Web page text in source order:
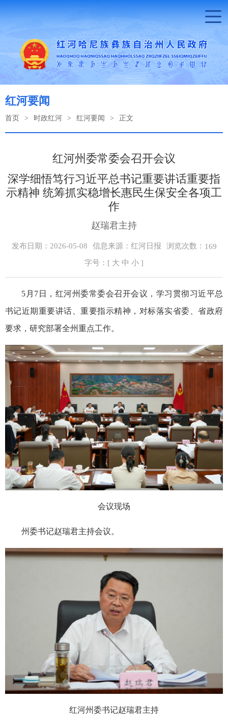
红河要闻
首页 > 时政红河 > 红河要闻 > 正文
红河州委常委会召开会议
深学细悟笃行习近平总书记重要讲话重要指
示精神 统筹抓实稳增长惠民生保安全各项工
作
赵瑞君主持
发布日期：2026-05-08 信息来源：红河日报 浏览次数： 169
字号：[ 大 中 小 ]
5月7日，红河州委常委会召开会议，学习贯彻习近平总
书记近期重要讲话、重要指示精神，对标落实省委、省政府
要求，研究部署全州重点工作。
会议现场
州委书记赵瑞君主持会议。
红河州委书记赵瑞君主持